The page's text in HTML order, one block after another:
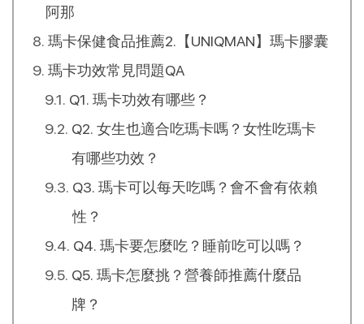
阿那
瑪卡保健食品推薦2.【UNIQMAN】瑪卡膠囊
瑪卡功效常見問題QA
Q1. 瑪卡功效有哪些？
Q2. 女生也適合吃瑪卡嗎？女性吃瑪卡
有哪些功效？
Q3. 瑪卡可以每天吃嗎？會不會有依賴
性？
Q4. 瑪卡要怎麼吃？睡前吃可以嗎？
Q5. 瑪卡怎麼挑？營養師推薦什麼品
牌？